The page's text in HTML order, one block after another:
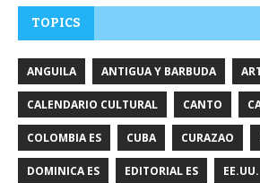
TOPICS
ANGUILA ANTIGUA Y BARBUDA
CALENDARIO CULTURAL CANTO
COLOMBIA ES CUBA CURAZAO
DOMINICA ES EDITORIAL ES EE.UU.